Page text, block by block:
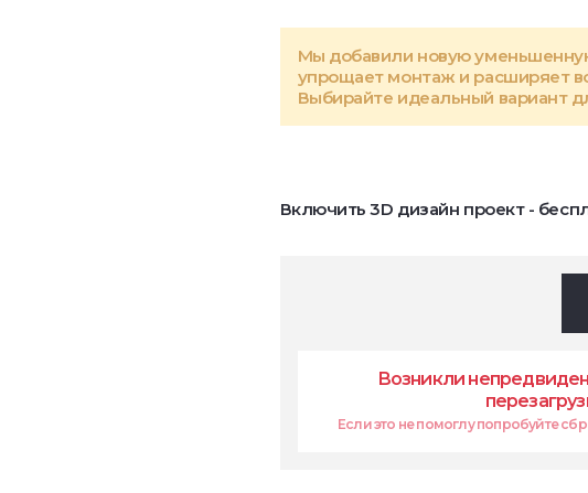
Мы добавили новую
упрощает монтаж и расширяет
Выбирайте идеальный вариант
Включить 3D дизайн проект -
Возникли
Если это не помоглу попробуйте